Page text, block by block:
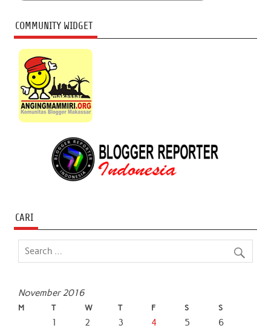
COMMUNITY WIDGET
CARI
November 2016
M T W T F S S
1 2 3 4 5
6